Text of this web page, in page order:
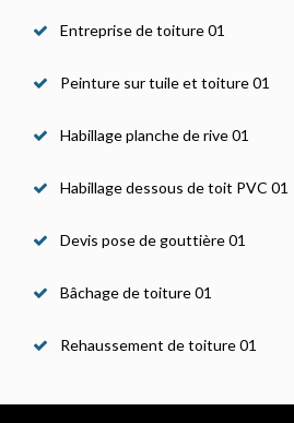
Entreprise de toiture 01
Peinture sur tuile et toiture 01
Habillage planche de rive 01
Habillage dessous de toit PVC 01
Devis pose de gouttière 01
Bâchage de toiture 01
Rehaussement de toiture 01